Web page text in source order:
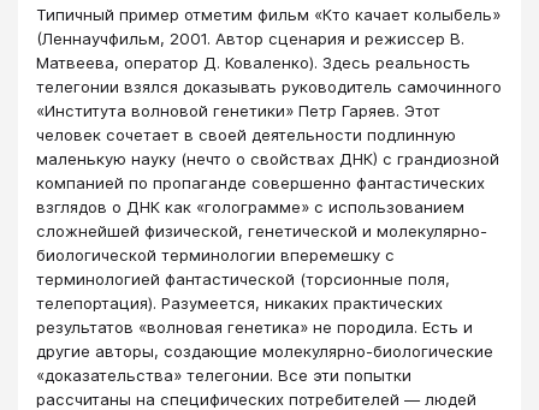
Типичный пример отметим фильм «Кто качает колыбель»
(Леннаучфильм, 2001. Автор сценария и режиссер В.
Матвеева, оператор Д. Коваленко). Здесь реальность
телегонии взялся доказывать руководитель самочинного
«Института волновой генетики» Петр Гаряев. Этот
человек сочетает в своей деятельности подлинную
маленькую науку (нечто о свойствах ДНК) с грандиозной
компанией по пропаганде совершенно фантастических
взглядов о ДНК как «голограмме» с использованием
сложнейшей физической, генетической и молекулярно-
биологической терминологии вперемешку с
терминологией фантастической (торсионные поля,
телепортация). Разумеется, никаких практических
результатов «волновая генетика» не породила. Есть и
другие авторы, создающие молекулярно-биологические
«доказательства» телегонии. Все эти попытки
рассчитаны на специфических потребителей — людей